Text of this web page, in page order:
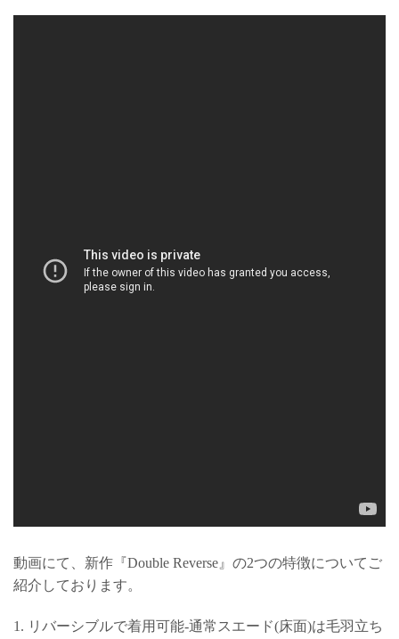
動画にて、新作『Double Reverse』の2つの特徴についてご
紹介しております。
1. リバーシブルで着用可能-通常スエード(床面)は毛羽立ち